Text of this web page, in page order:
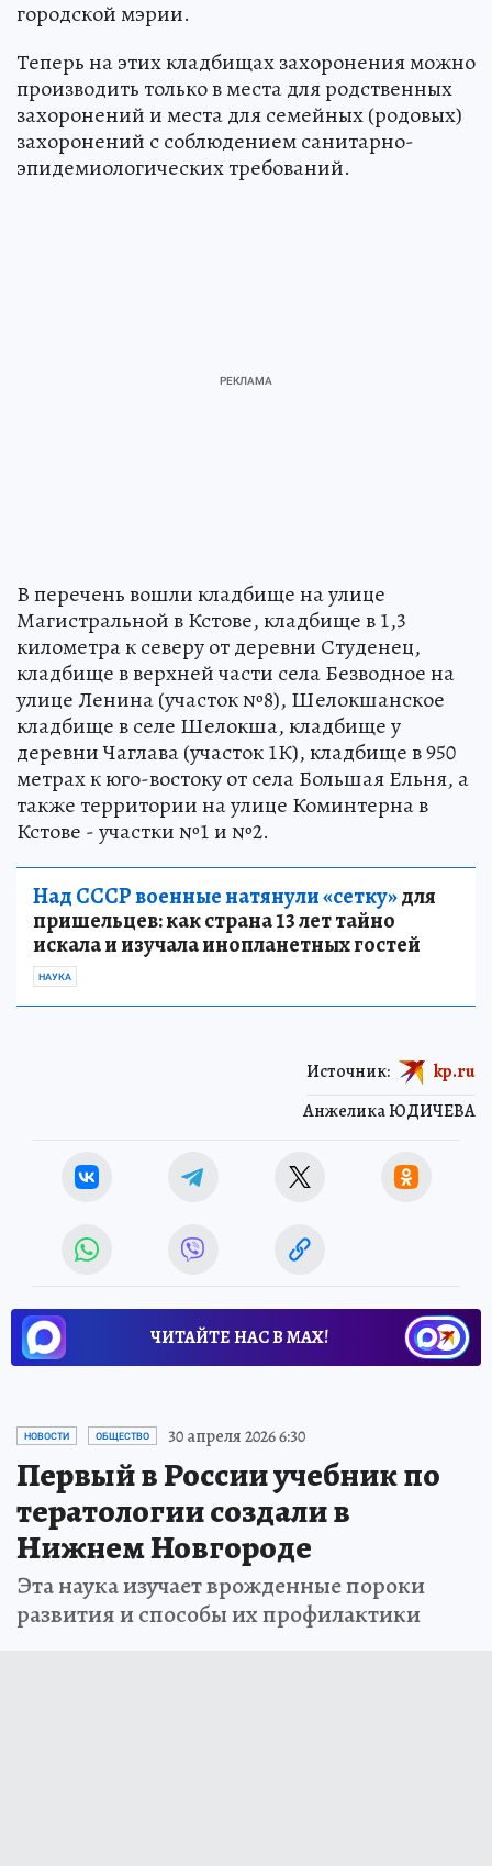
городской мэрии.
Теперь на этих кладбищах захоронения можно
производить только в места для родственных
захоронений и места для семейных (родовых)
захоронений с соблюдением санитарно-
эпидемиологических требований.
В перечень вошли кладбище на улице
Магистральной в Кстове, кладбище в 1,3
километра к северу от деревни Студенец,
кладбище в верхней части села Безводное на
улице Ленина (участок №8), Шелокшанское
кладбище в селе Шелокша, кладбище у
деревни Чаглава (участок 1К), кладбище в 950
метрах к юго-востоку от села Большая Ельня, а
также территории на улице Коминтерна в
Кстове - участки №1 и №2.
Над СССР военные натянули «сетку»для
пришельцев: как страна 13 лет тайно
искала и изучала инопланетных гостей
НАУКА
Анжелика ЮДИЧЕВА
Источник: kp.ru
ЧИТАЙТЕ НАС В МАХ!
НОВОСТИ ОБЩЕСТВО 30 апреля 2026 6:30
Первый в России учебник по
тератологии создали в
Нижнем Новгороде
Эта наука изучает врожденные пороки
развития и способы их профилактики